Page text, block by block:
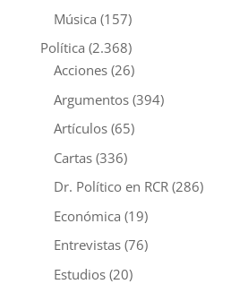
Música (157)
Política (2.368)
Acciones(26)
Argumentos(394)
Artículos(65)
Cartas(336)
Dr. Político en RCR(286)
Económica (19)
Entrevistas(76)
Estudios(20)